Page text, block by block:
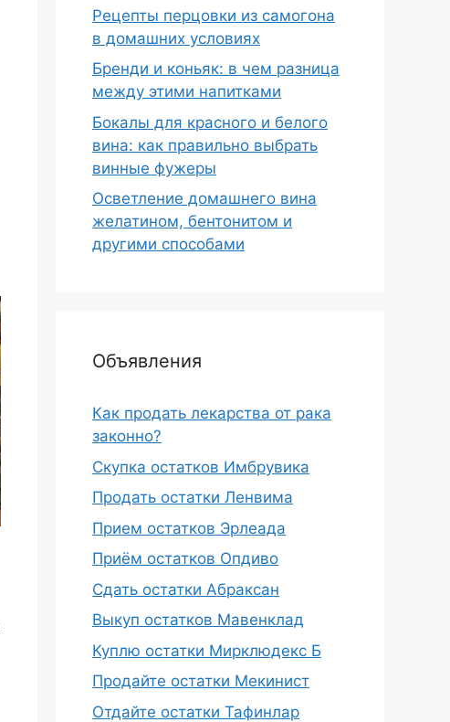
Рецепты перцовки из самогона
в домашних условиях
Бренди и коньяк: в чем разница
между этими напитками
Бокалы для красного и белого
вина: как правильно выбрать
винные фужеры
Осветление домашнего вина
желатином, бентонитом и
другими способами
Объявления
Как продать лекарства от рака
законно?
Скупка остатков Имбрувика
Продать остатки Ленвима
Прием остатков Эрлеада
Приём остатков Опдиво
Сдать остатки Абраксан
Выкуп остатков Мавенклад
Куплю остатки Мирклюдекс Б
Продайте остатки Мекинист
Отдайте остатки Тафинлар